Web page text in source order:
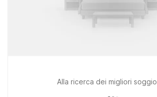
Alla ricerca dei migliori